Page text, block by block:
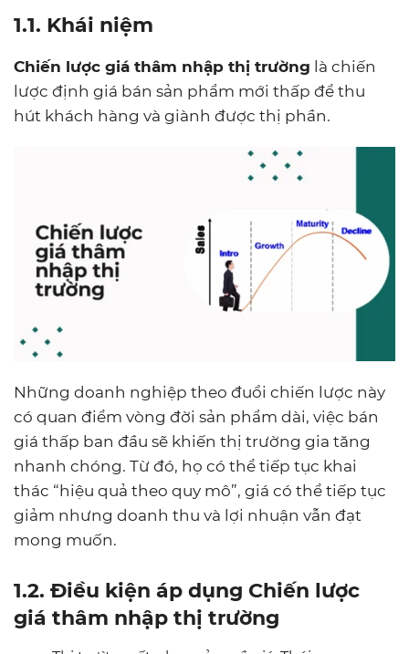
1.1. Khái niệm
Chiến lược giá thâm nhập thị trường là chiến
lược định giá bán sản phẩm mới thấp để thu
hút khách hàng và giành được thị phần.
Những doanh nghiệp theo đuổi chiến lược này
có quan điểm vòng đời sản phẩm dài, việc bán
giá thấp ban đầu sẽ khiến thị trường gia tăng
nhanh chóng. Từ đó, họ có thể tiếp tục khai
thác “hiệu quả theo quy mô”, giá có thể tiếp tục
giảm nhưng doanh thu và lợi nhuận vẫn đạt
mong muốn.
1.2. Điều kiện áp dụng Chiến lược
giá thâm nhập thị trường